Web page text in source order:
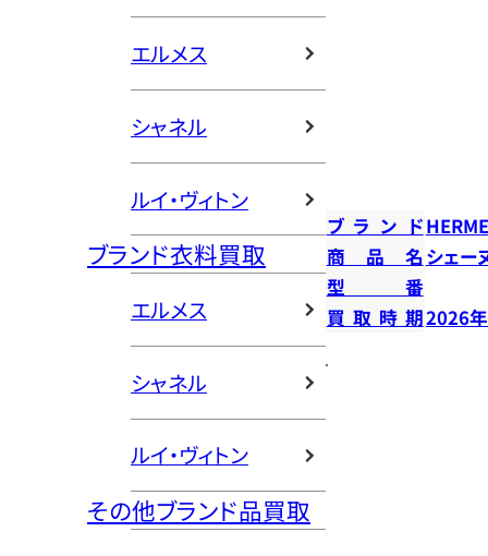
エルメス
シャネル
ルイ・ヴィトン
ブランド衣料買取
エルメス
シャネル
ルイ・ヴィトン
その他ブランド品買取
ブランド
商品名 シェー
型番
買取時期2026